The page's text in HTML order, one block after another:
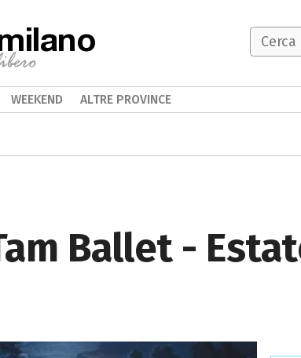
Ballet -
WEEKEND ALTRE PROVINCE